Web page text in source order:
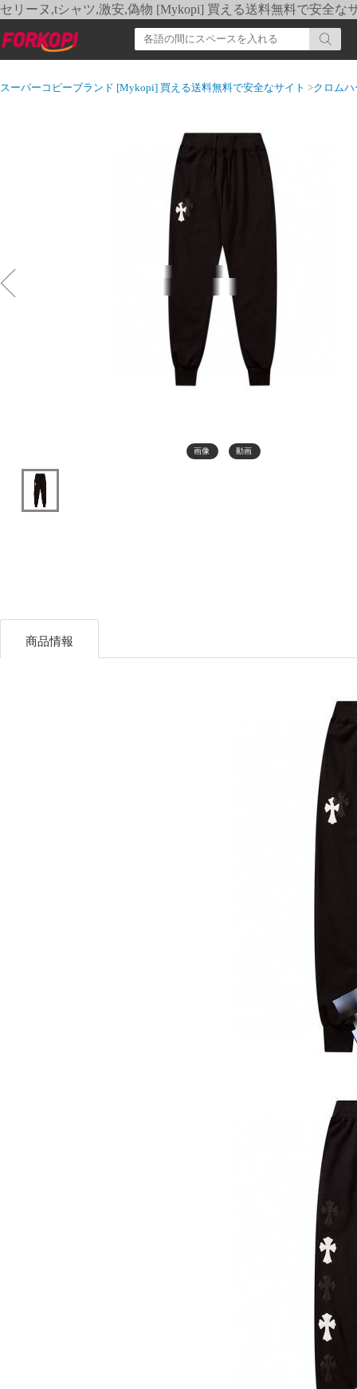
セリーヌ,tシャツ,激安,偽物 [Mykopi] 買える送料無料で安全な
スーパーコピーブランド [Mykopi] 買える送料無料で安全なサイト >クロム
画像 動画
商品情報